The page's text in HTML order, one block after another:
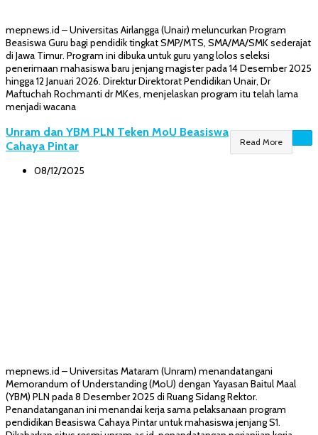
mepnews.id – Universitas Airlangga (Unair) meluncurkan Program
Beasiswa Guru bagi pendidik tingkat SMP/MTS, SMA/MA/SMK sederajat
di Jawa Timur. Program ini dibuka untuk guru yang lolos seleksi
penerimaan mahasiswa baru jenjang magister pada 14 Desember 2025
hingga 12 Januari 2026. Direktur Direktorat Pendidikan Unair, Dr
Maftuchah Rochmanti dr MKes, menjelaskan program itu telah lama
menjadi wacana
Read More
Unram dan YBM PLN Teken MoU Beasiswa
Cahaya Pintar
08/12/2025
mepnews.id – Universitas Mataram (Unram) menandatangani
Memorandum of Understanding (MoU) dengan Yayasan Baitul Maal
(YBM) PLN pada 8 Desember 2025 di Ruang Sidang Rektor.
Penandatanganan ini menandai kerja sama pelaksanaan program
pendidikan Beasiswa Cahaya Pintar untuk mahasiswa jenjang S1.